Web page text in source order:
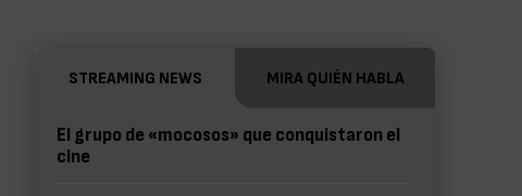
STREAMING NEWS MIRA QUIÉN HABLA
El grupo de «mocosos» que conquistaron el
cine